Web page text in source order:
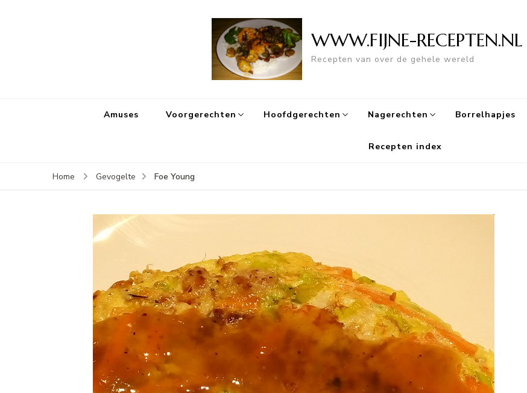
WWW.FIJNE-RECEPTEN.NL
Recepten van over de gehele wereld
Amuses Voorgerechten Hoofdgerechten Nagerechten Borrelhapjes
Recepten index
Home Gevogelte Foe Young